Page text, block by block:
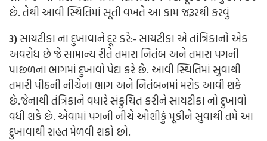
છે. તેથી આવી સ્થિતિમાં સૂતી વખતે આ કામ જરૂરથી કરવું
3)સાયટીકા ના દુખાવાને દૂર કરે:-સાયટીકા એ તાંત્રિકાનો એક
અવરોધ છે જે સામાન્ય રીતે તમારા નિતંબ અને તમારા પગની
પાછળના ભાગમાં દુખાવો પેદા કરે છે. આવી સ્થિતિમાં સુવાથી
તમારી પીઠની નીચેના ભાગ અને નિતંબનમાં મરોડ આવી શકે
છે.જેનાથી તંત્રિકાને વધારે સંકુચિત કરીને સાયટીકા નો દુખાવો
વધી શકે છે. એવામાં પગની નીચે ઓશીકું મૂકીને સુવાથી તમે આ
દુખાવાથી રાહત મેળવી શકો છો.